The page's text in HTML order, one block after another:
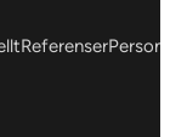
Referenser